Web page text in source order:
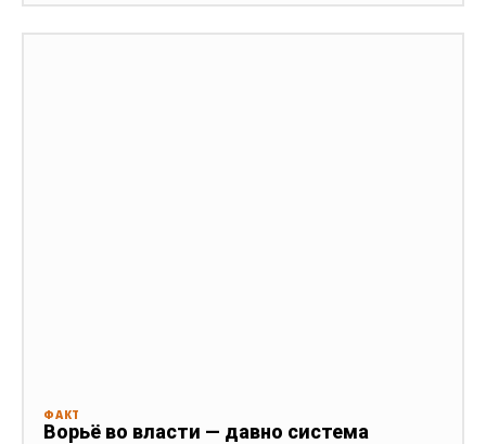
ФАКТ
Ворьё во власти — давно система